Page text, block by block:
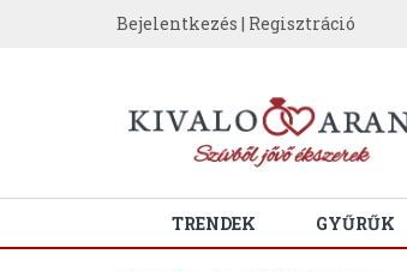
Bejelentkezés | Regisztráció
TRENDEK GYŰRŰK